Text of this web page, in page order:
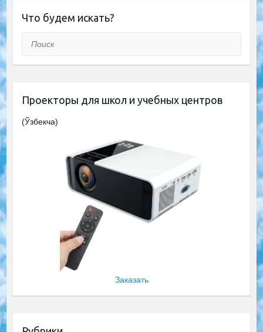
Что будем искать?
Поиск
Проекторы для школ и учебных центров
(Ўзбекча)
Заказать